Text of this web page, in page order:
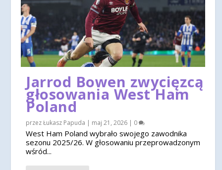
Jarrod Bowen zwycięzcą
głosowania West Ham
Poland
przezŁukasz Papuda | maj 21, 2026 | 0
West Ham Poland wybrało swojego zawodnika
sezonu 2025/26. W głosowaniu przeprowadzonym
wśród...